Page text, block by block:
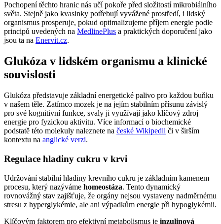
Pochopení těchto hranic nás učí pokoře před složitostí mikrobiálního
světa. Stejně jako kvasinky potřebují vyvážené prostředí, i lidský
organismus prosperuje, pokud optimalizujeme příjem energie podle
principů uvedených na MedlinePlus a praktických doporučení jako
jsou ta na Enervit.cz.
Glukóza v lidském organismu a klinické
souvislosti
Glukóza představuje základní energetické palivo pro každou buňku
v našem těle. Zatímco mozek je na jejím stabilním přísunu závislý
pro své kognitivní funkce, svaly ji využívají jako klíčový zdroj
energie pro fyzickou aktivitu. Více informací o biochemické
podstatě této molekuly naleznete na české Wikipedii či v širším
kontextu na anglické verzi.
Regulace hladiny cukru v krvi
Udržování stabilní hladiny krevního cukru je základním kamenem
procesu, který nazýváme homeostáza. Tento dynamický
rovnovážný stav zajišťuje, že orgány nejsou vystaveny nadměrnému
stresu z hyperglykémie, ale ani výpadkům energie při hypoglykémii.
Klíčovým faktorem pro efektivní metabolismus je inzulinová